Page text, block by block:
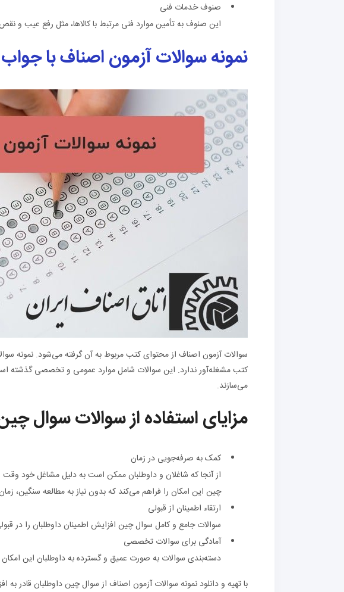
صنوف خدمات فنی
این صنوف به تأمین موارد فنی مرتبط با کالاها، مثل رفع عیب و
نمونه سوالات آزمون اصناف با جواب
سوالات آزمون اصناف از محتوای کتب مربوط به آن گرفته می‌شود. نمونه
کتب مشغله‌آور ندارد. این سوالات شامل موارد عمومی و تخصصی گذشته
می‌سازند.
مزایای استفاده از سوالات سوال
کمک به صرفه‌جویی در زمان
از آنجا که شاغلان و داوطلبان ممکن است به دلیل مشاغل خود وقت
چین این امکان را فراهم می‌کند که بدون نیاز به مطالعه سنگین،
ارتقاء اطمینان از قبولی
سوالات جامع و کامل سوال چین افزایش اطمینان داوطلبان را در
آمادگی برای سوالات تخصصی
دسته‌بندی سوالات به صورت عمیق و گسترده به داوطلبان این
با تهیه و دانلود نمونه سوالات آزمون اصناف از سوال چین داوطلبان قادر